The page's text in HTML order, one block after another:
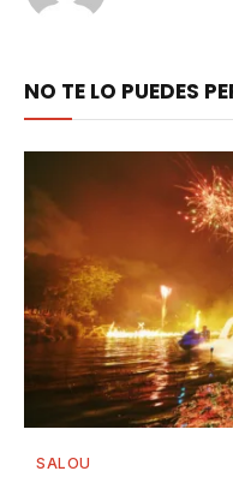
NO TE LO PUEDES
SALOU